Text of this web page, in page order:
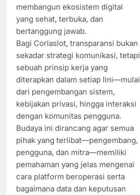
membangun ekosistem digital
yang sehat, terbuka, dan
bertanggung jawab.
Bagi Corlaslot, transparansi bukan
sekadar strategi komunikasi, tetapi
sebuah prinsip kerja yang
diterapkan dalam setiap lini—mulai
dari pengembangan sistem,
kebijakan privasi, hingga interaksi
dengan komunitas pengguna.
Budaya ini dirancang agar semua
pihak yang terlibat—pengembang,
pengguna, dan mitra—memiliki
pemahaman yang jelas mengenai
cara platform beroperasi serta
bagaimana data dan keputusan